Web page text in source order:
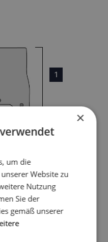
1
5
×
um die
Website zu
Nutzung
Sie der
gemäß unserer